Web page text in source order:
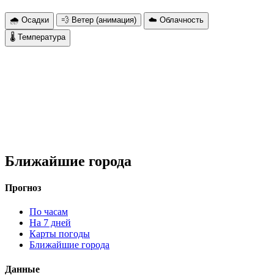
🌧 Осадки 💨 Ветер (анимация)
☁️ Облачность
🌡 Температура
Ближайшие города
Прогноз
По часам
На 7 дней
Карты погоды
Ближайшие города
Данные